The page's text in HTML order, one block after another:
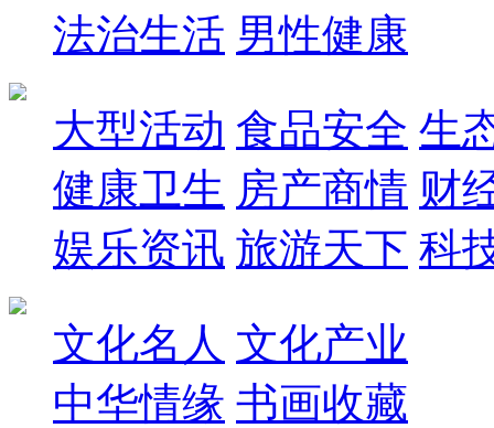
法治生活 男性健康
大型活动 食品安全 生
健康卫生 房产商情 财
娱乐资讯 旅游天下 科
文化名人 文化产业
中华情缘 书画收藏